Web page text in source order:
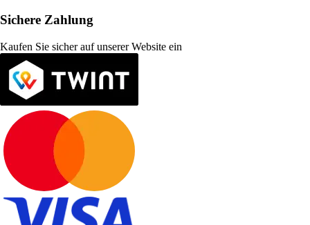
Sichere Zahlung
Kaufen Sie sicher auf unserer Website ein